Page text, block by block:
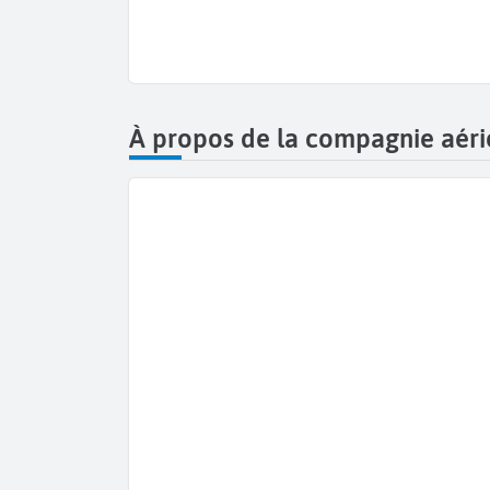
À propos de la compagnie